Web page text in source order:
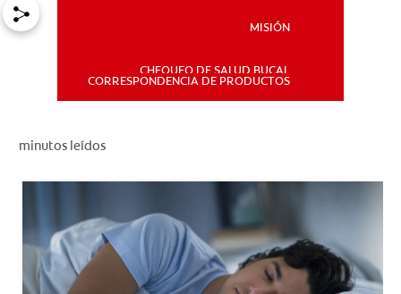
PROMOCIONES
CR (ES)
MISIÓN
CHEQUEO DE SALUD BUCAL
CORRESPONDENCIA DE PRODUCTOS
minutos leídos